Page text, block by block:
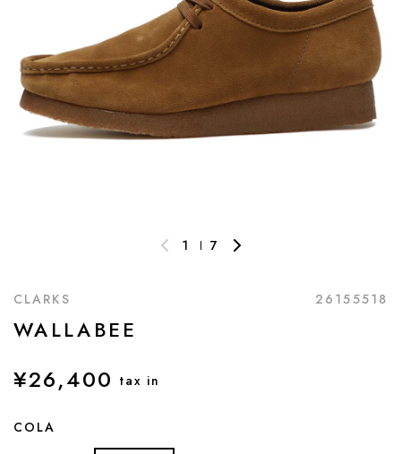
1 7
CLARKS 26155518
WALLABEE
¥26,400 tax in
COLA